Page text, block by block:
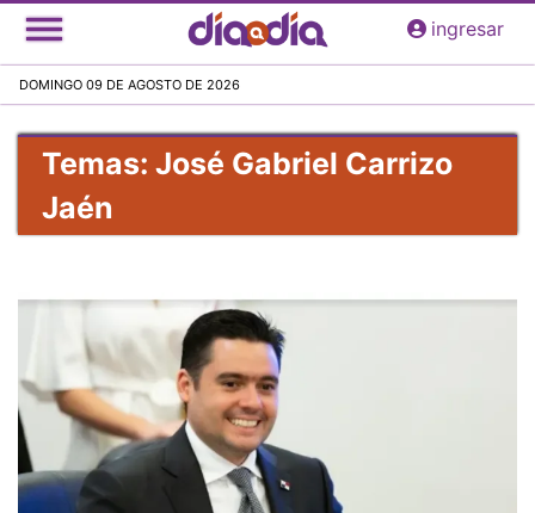
Pasar
al
principal
ingresar
DOMINGO 09 DE AGOSTO DE 2026
Temas: José Gabriel Carrizo
Jaén